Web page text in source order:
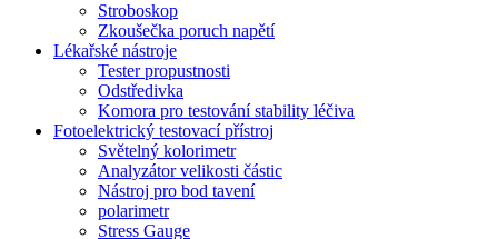
Stroboskop
Zkoušečka poruch napětí
Lékařské nástroje
Tester propustnosti
Odstředivka
Komora pro testování stability léčiva
Fotoelektrický testovací přístroj
Světelný kolorimetr
Analyzátor velikosti částic
Nástroj pro bod tavení
polarimetr
Stress Gauge